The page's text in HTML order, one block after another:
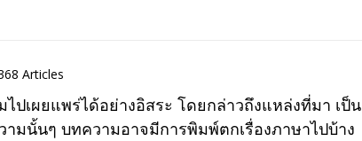
Articles
ปเผยแพร่ได้อย่างอิสระ โดยกล่าวถึงแหล่งที่มา เป็น
มนั้นๆ บทความอาจมีการพิมพ์ตกเรื่องภาษาไปบ้าง